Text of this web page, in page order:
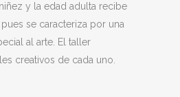
niñez y la edad adulta recibe
se caracteriza por una
al arte. El taller
creativos de cada uno.